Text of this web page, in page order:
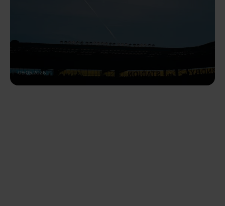
09.05.2026